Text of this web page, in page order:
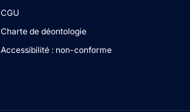
CGU
Charte de déontologie
Accessibilité : non-conforme